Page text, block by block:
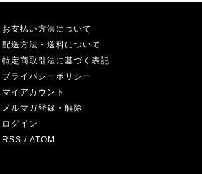
お支払い方法について
配送方法・送料について
特定商取引法に基づく表記
プライバシーポリシー
マイアカウント
メルマガ登録・解除
ログイン
RSS / ATOM